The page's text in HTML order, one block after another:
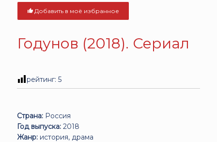
Добавить в моё избранное
Годунов (2018). Сериал
рейтинг: 5
Страна: Россия
Год выпуска: 2018
Жанр: история, драма